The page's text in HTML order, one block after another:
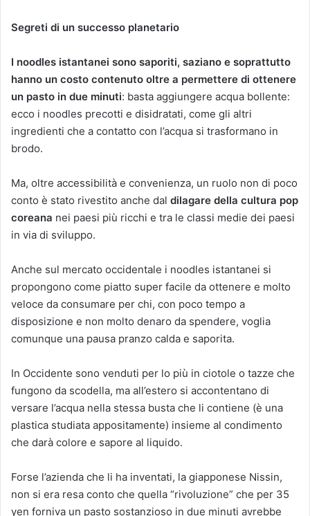
Segreti di un successo planetario
I noodles istantanei sono saporiti, saziano e soprattutto
hanno un costo contenuto oltre a permettere di ottenere
un pasto in due minuti: basta aggiungere acqua bollente:
ecco i noodles precotti e disidratati, come gli altri
ingredienti che a contatto con l’acqua si trasformano in
brodo.
Ma, oltre accessibilità e convenienza, un ruolo non di poco
conto è stato rivestito anche dal dilagare della cultura pop
coreana nei paesi più ricchi e tra le classi medie dei paesi
in via di sviluppo.
Anche sul mercato occidentale i noodles istantanei si
propongono come piatto super facile da ottenere e molto
veloce da consumare per chi, con poco tempo a
disposizione e non molto denaro da spendere, voglia
comunque una pausa pranzo calda e saporita.
In Occidente sono venduti per lo più in ciotole o tazze che
fungono da scodella, ma all’estero si accontentano di
versare l’acqua nella stessa busta che li contiene (è una
plastica studiata appositamente) insieme al condimento
che darà colore e sapore al liquido.
Forse l’azienda che li ha inventati, la giapponese Nissin,
non si era resa conto che quella “rivoluzione” che per 35
yen forniva un pasto sostanzioso in due minuti avrebbe